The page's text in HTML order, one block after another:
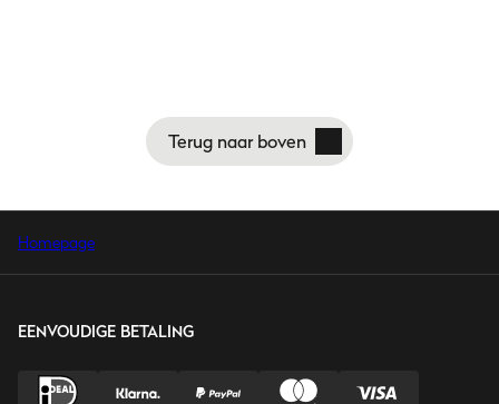
Terug naar boven
Homepage
EENVOUDIGE BETALING